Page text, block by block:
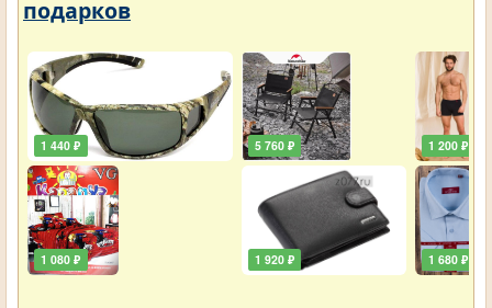
подарков
1 440 ₽
1 080 ₽
5 760 ₽
1 920 ₽
1 200 ₽
1 680 ₽